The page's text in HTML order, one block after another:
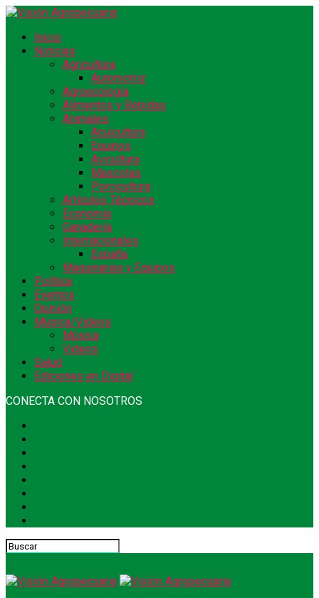
Inicio
Noticias
Agricultura
Automotriz
Agroecología
Alimentos y Bebidas
Animales
Acuicultura
Equinos
Avicultura
Mascotas
Porcicultura
Artículos Técnicos
Economía
Ganadería
Internacionales
España
Maquinarias y Equipos
Política
Eventos
Opinión
Música/Videos
Música
Videos
Salud
Ediciones en Digital
CONECTA CON NOSOTROS